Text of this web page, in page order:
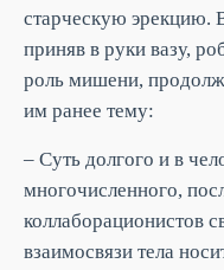
старческую эрекцию.
приняв в руки вазу,
роль мишени,
им ранее тему:
– Суть долгого и в
многочисленного,
коллаборационистов
взаимосвязи тела